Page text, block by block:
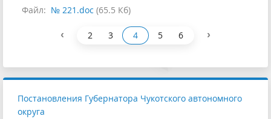
Файл: № 221.doc (65.5 Кб)
‹ 2 3 4 5 6 ›
Постановления Губернатора Чукотского автономного
округа